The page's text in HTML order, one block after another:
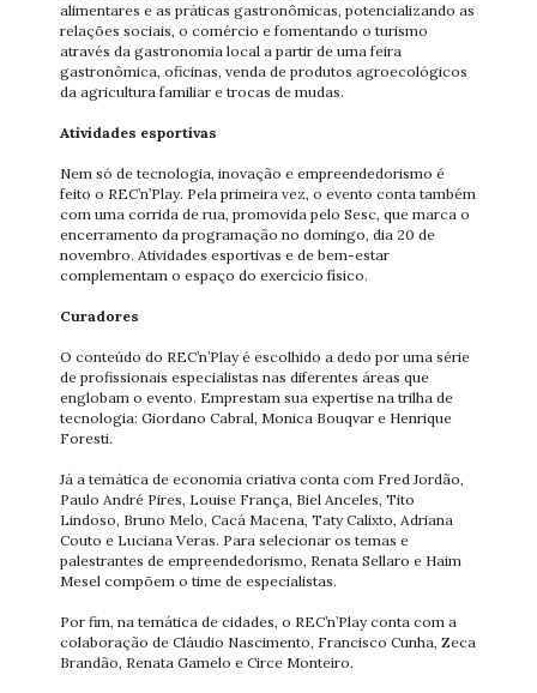
alimentares e as práticas gastronômicas, potencializando as
relações sociais, o comércio e fomentando o turismo
através da gastronomia local a partir de uma feira
gastronômica, oficinas, venda de produtos agroecológicos
da agricultura familiar e trocas de mudas.
Atividades esportivas
Nem só de tecnologia, inovação e empreendedorismo é
feito o REC’n’Play. Pela primeira vez, o evento conta também
com uma corrida de rua, promovida pelo Sesc, que marca o
encerramento da programação no domingo, dia 20 de
novembro. Atividades esportivas e de bem-estar
complementam o espaço do exercício físico.
Curadores
O conteúdo do REC’n’Play é escolhido a dedo por uma série
de profissionais especialistas nas diferentes áreas que
englobam o evento. Emprestam sua expertise na trilha de
tecnologia: Giordano Cabral, Monica Bouqvar e Henrique
Foresti.
Já a temática de economia criativa conta com Fred Jordão,
Paulo André Pires, Louise França, Biel Anceles, Tito
Lindoso, Bruno Melo, Cacá Macena, Taty Calixto, Adriana
Couto e Luciana Veras. Para selecionar os temas e
palestrantes de empreendedorismo, Renata Sellaro e Haim
Mesel compõem o time de especialistas.
Por fim, na temática de cidades, o REC’n’Play conta com a
colaboração de Cláudio Nascimento, Francisco Cunha, Zeca
Brandão, Renata Gamelo e Circe Monteiro.